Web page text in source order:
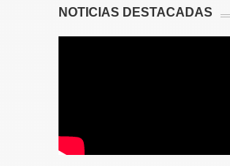
NOTICIAS DESTACADAS